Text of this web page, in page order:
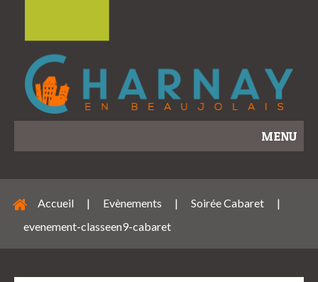
MENU
Accueil | Evènements | Soirée Cabaret
|
evenement-classeen9-cabaret